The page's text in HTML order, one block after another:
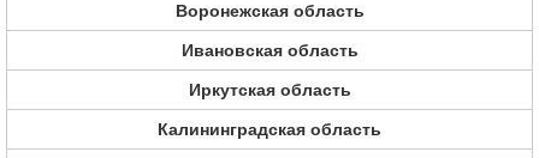
Воронежская область
Ивановская область
Иркутская область
Калининградская область